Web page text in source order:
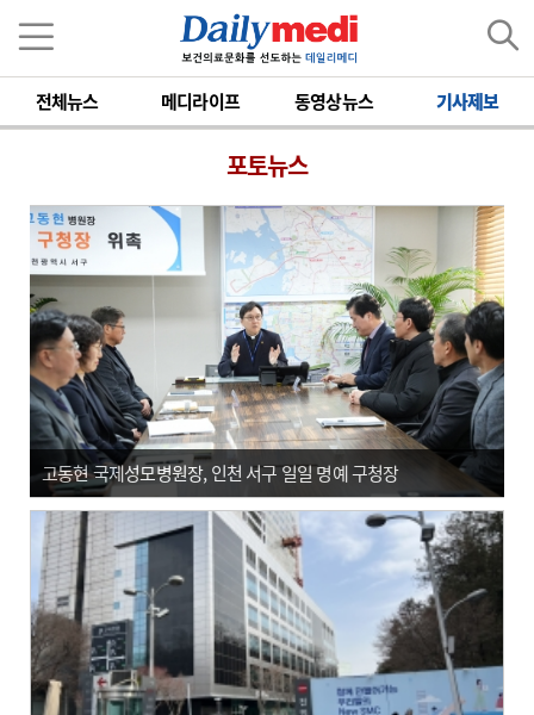
전체뉴스 메디라이프 동영상뉴스 기사제보
포토뉴스
고동현 국제성모병원장, 인천 서구 일일 명예 구청장